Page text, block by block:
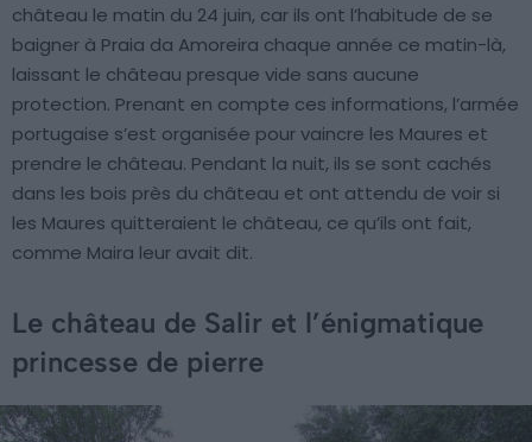
château le matin du 24 juin, car ils ont l’habitude de se
baigner à Praia da Amoreira chaque année ce matin-là,
laissant le château presque vide sans aucune
protection. Prenant en compte ces informations, l’armée
portugaise s’est organisée pour vaincre les Maures et
prendre le château. Pendant la nuit, ils se sont cachés
dans les bois près du château et ont attendu de voir si
les Maures quitteraient le château, ce qu’ils ont fait,
comme Maira leur avait dit.
Le château de Salir et l’énigmatique
princesse de pierre